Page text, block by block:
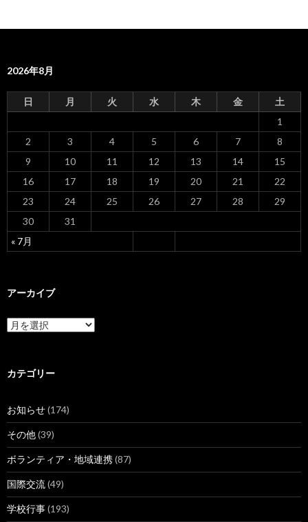
ゲ
シ
ョ
ン
2026年8月
日 月 火 水 木 金 土
« 7月
1
2
3 4 5 6 7
8
9
10 11 12 13 14
15
16
17 18 19 20 21
22
23
24 25 26 27 28
29
30
31
アーカイブ
ア
ー
ブ
カテゴリー
お知らせ(174)
その他(39)
ボランティア・地域連携(87)
国際交流(49)
学校行事(193)